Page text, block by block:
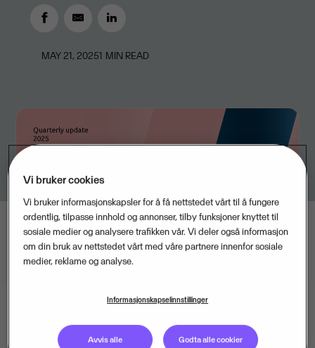
MAY 21, 20251 MIN READ
Visma leverte en omsetning på 771 millioner euro i
Vi bruker cookies
Vi bruker informasjonskapsler for å få nettstedet vårt til å fungere
ordentlig, tilpasse innhold og annonser, tilby funksjoner knyttet til
sosiale medier og analysere trafikken vår. Vi deler også informasjon
om din bruk av nettstedet vårt med våre partnere innenfor sosiale
medier, reklame og analyse.
Informasjonskapselinnstillinger
Avvis alle Godta alle cookier